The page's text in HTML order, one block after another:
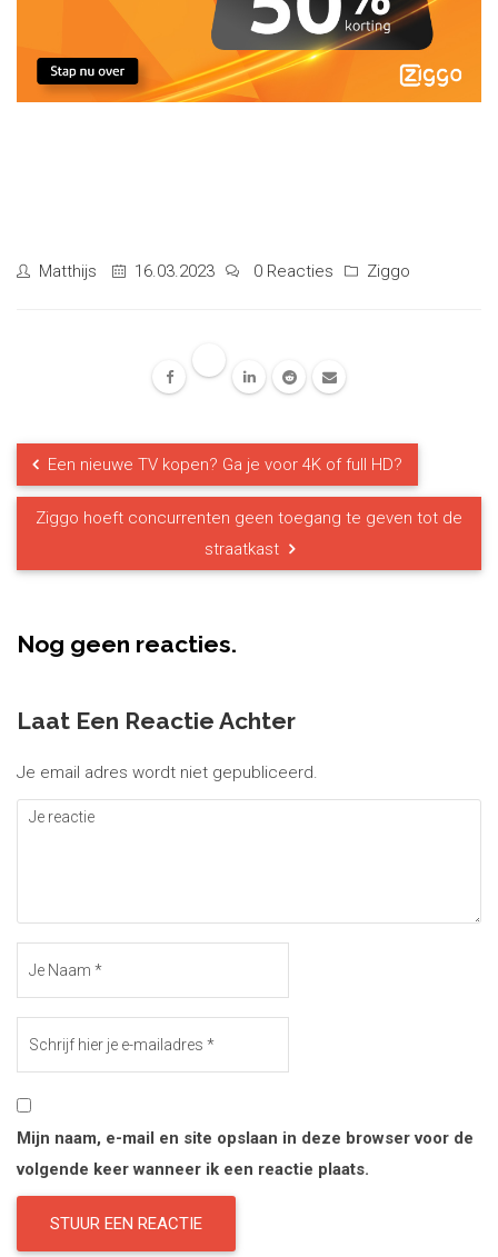
Matthijs 16.03.2023 Ziggo
0 Reacties
Een nieuwe TV kopen? Ga je voor 4K of full HD?
Ziggo hoeft concurrenten geen toegang te geven tot de
straatkast
Nog geen reacties.
Laat Een Reactie Achter
Je email adres wordt niet gepubliceerd.
Mijn naam, e-mail en site opslaan in deze browser voor de
volgende keer wanneer ik een reactie plaats.